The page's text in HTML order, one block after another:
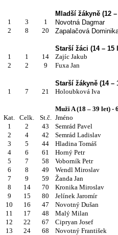
Mladší žákyně (12
1
3 1
Novotná Dagmar
2
8 20 Zapalačová
Starší žáci (14 – 15
1
1 14
Zajíc Jakub
2
2 9 Fuxa Jan
Starší žákyně (14 –
1
7 21 Holoubková Iva
Muži A (18 – 39 let) -
Kat.
Celk. St.č.
Jméno
1
2 43
Semrád Pavel
2
4 42
Semrád Ladislav
3
5 44
Hladina Tomáš
4
6 61
Horný Petr
5
7 58
Voborník Petr
6
8 49
Wendl Miroslav
7
9 59
Žanda Jan
8
14 70
Kronika Miroslav
9
15 80
Jelínek Jaromír
10
16 47
Novotný Dušan
11
17 48
Malý Milan
12
22 67
Cipryan Josef
13
24 68 Novotný František